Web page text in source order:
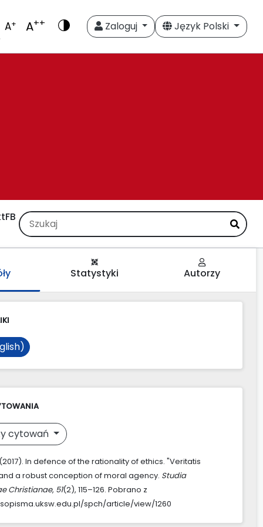
A+ A++ Zaloguj Język Polski
FB
Statystyki Autorzy
cytowań
In defence of the rationality of ethics. "Veritatis
a robust conception of moral agency. Studia
Christianae, 51(2), 115–126. Pobrano z
spch/article/view/1260